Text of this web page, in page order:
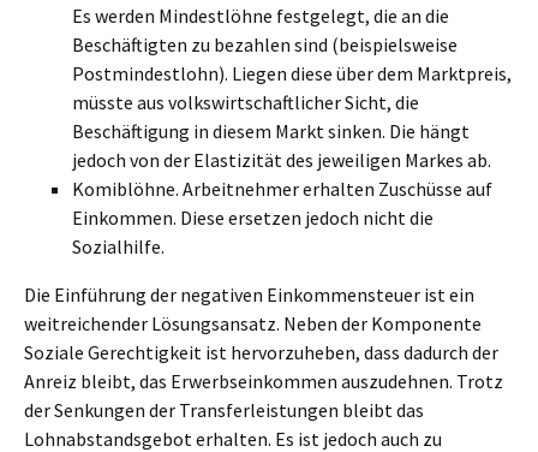
Es werden Mindestlöhne festgelegt, die an die
Beschäftigten zu bezahlen sind (beispielsweise
Postmindestlohn). Liegen diese über dem Marktpreis,
müsste aus volkswirtschaftlicher Sicht, die
Beschäftigung in diesem Markt sinken. Die hängt
jedoch von der Elastizität des jeweiligen Markes ab.
Komiblöhne. Arbeitnehmer erhalten Zuschüsse auf
Einkommen. Diese ersetzen jedoch nicht die
Sozialhilfe.
Die Einführung der negativen Einkommensteuer ist ein
weitreichender Lösungsansatz. Neben der Komponente
Soziale Gerechtigkeit ist hervorzuheben, dass dadurch der
Anreiz bleibt, das Erwerbseinkommen auszudehnen. Trotz
der Senkungen der Transferleistungen bleibt das
Lohnabstandsgebot erhalten. Es ist jedoch auch zu